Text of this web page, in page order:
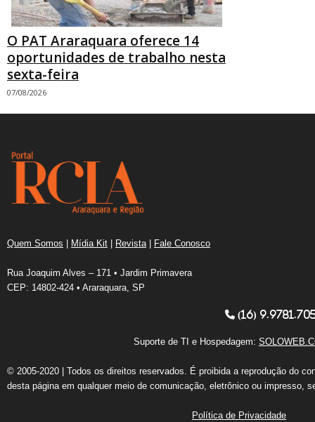
O PAT Araraquara oferece 14
oportunidades de trabalho nesta
sexta-feira
07/08/2026
Quem Somos Mídia Kit Revista| Fale Conosco
Rua Joaquim Alves – 171 • Jardim Primavera
CEP: 14802-424 • Araraquara, SP
(16)
Suporte de TI e Hospedagem:
© 2005-2020 | Todos os direitos reservados. É proibida a reprodução do
desta página em qualquer meio de comunicação, eletrônico ou impresso,
Política de Privacidade